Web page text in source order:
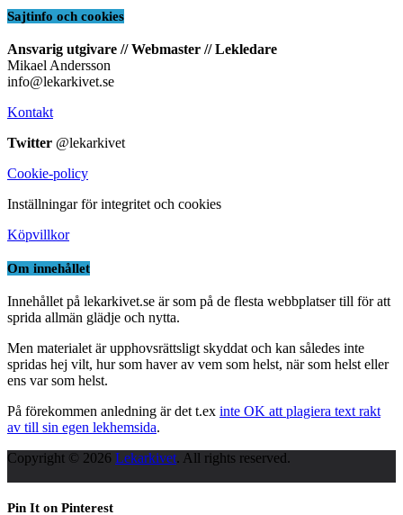
Sajtinfo och cookies
Ansvarig utgivare // Webmaster // Lekledare
Mikael Andersson
info@lekarkivet.se
Kontakt
Twitter @lekarkivet
Cookie-policy
Inställningar för integritet och cookies
Köpvillkor
Om innehållet
Innehållet på lekarkivet.se är som på de flesta webbplatser till för att
sprida allmän glädje och nytta.
Men materialet är upphovsrättsligt skyddat och kan således inte
spridas hej vilt, hur som haver av vem som helst, när som helst eller
ens var som helst.
På förekommen anledning är det t.ex inte OK att plagiera text rakt
av till sin egen lekhemsida.
Copyright © 2026 Lekarkivet. All rights reserved.
Pin It on Pinterest